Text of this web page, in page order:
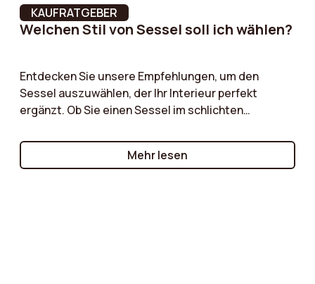
Rückenlehnenbreite 64.5 cm
Raumgewicht der
Rückenlehne
20 kg/m³
Produktgewicht 7 kg
KAUFRATGEBER
Welchen Stil von Sessel soll ich wählen?
Entdecken Sie unsere Empfehlungen, um den
Sessel auszuwählen, der Ihr Interieur perfekt
ergänzt. Ob Sie einen Sessel im schlichten
Modell oder einen zeitlosen klassischen Sessel
suchen – wir führen Sie durch die wesentlichen
Mehr lesen